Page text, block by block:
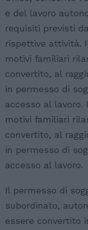
e del lavoro
requisiti previsti
rispettive attività.
motivi familiari
convertito, al
in permesso di
accesso al lavoro.
motivi familiari
convertito, al
in permesso di
accesso al lavoro.
Il permesso di
subordinato,
essere convertito